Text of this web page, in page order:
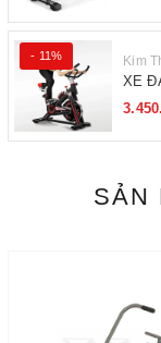
- 11% Kim
XE
SẢN